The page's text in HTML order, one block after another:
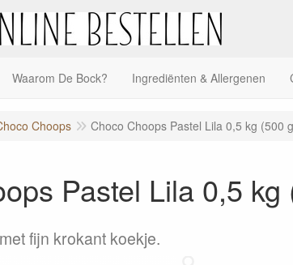
Waarom De Bock? Ingrediënten & Allergenen
Choops Choco Choops Pastel Lila 0,5 kg (500
Pastel Lila 0,5 kg
fijn krokant koekje.